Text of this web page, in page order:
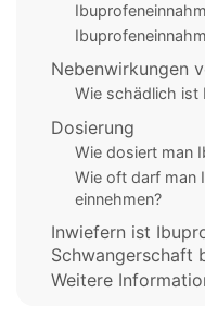
Nebenwirkungen
Wie schädlich ist
Dosierung
Wie dosiert man
Wie oft darf man
einnehmen?
Inwiefern ist
Schwangerschaft
Weitere